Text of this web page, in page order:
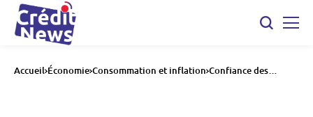
Accueil Économie Consommation et inflation Confiance des